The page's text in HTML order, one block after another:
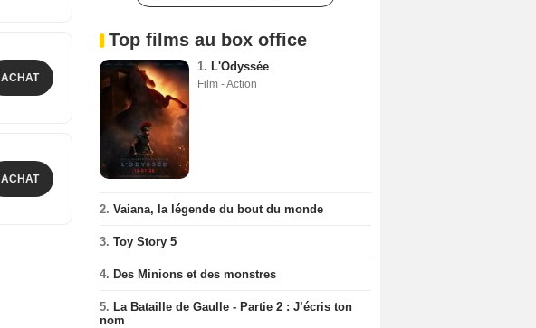
ACHAT
ACHAT
Top films au box office
1. L'Odyssée
Film - Action
2. Vaiana, la légende du bout du monde
3. Toy Story 5
4. Des Minions et des monstres
5. La Bataille de Gaulle - Partie 2 : J’écris ton
nom